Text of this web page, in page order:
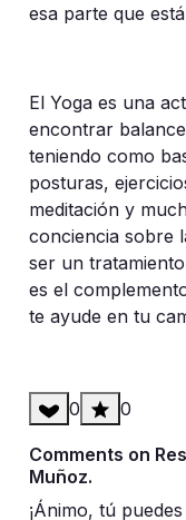
esa parte que
El Yoga es una
encontrar balance
teniendo como
posturas,
meditación y
conciencia sobre
ser un tratamiento
es el
te ayude en tu
0 0
Comments on
Muñoz.
¡Ánimo, tú